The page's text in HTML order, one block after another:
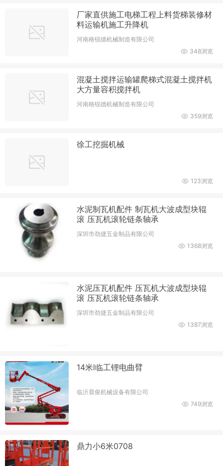
厂家直供施工电梯工程上料货梯装修材
料运输机施工升降机
河南格锐德机械制造有限公司
348浏览
混凝土搅拌运输罐爬梯式混凝土搅拌机
大方量容积搅拌机
河南格锐德机械制造有限公司
359浏览
徐工挖掘机械
123浏览
水泥制瓦机配件 制瓦机大波成型块辊
滚 压瓦机滚轮链条轴承
深圳市劲捷五金制品有限公司
1368浏览
水泥压瓦机配件 压瓦机大波成型块辊
滚 压瓦机滚轮链条轴承
深圳市劲捷五金制品有限公司
1387浏览
14米l临工锂电曲臂
临沂晨俊机械设备有限公司
749浏览
鼎力小6米0708